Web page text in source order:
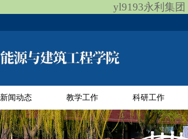
yl9193永利集团
新闻动态 教学工作 科研工作